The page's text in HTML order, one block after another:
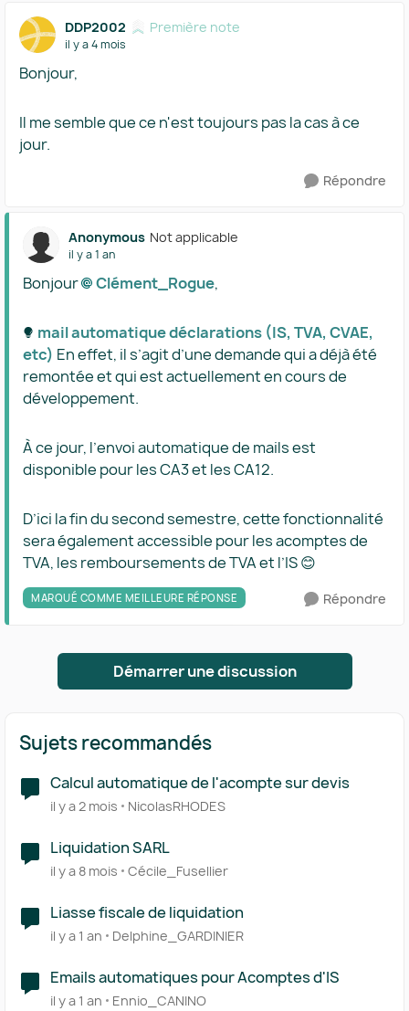
DDP2002 Première note
il y a 4 mois
Bonjour,
Il me semble que ce n'est toujours pas la cas à ce
jour.
Répondre
Anonymous Not applicable
il y a 1 an
Bonjour Clément_Rogue​,
mail automatique déclarations (IS, TVA, CVAE,
etc)​ En effet, il s’agit d’une demande qui a déjà été
remontée et qui est actuellement en cours de
développement.
À ce jour, l’envoi automatique de mails est
disponible pour les CA3 et les CA12.
D’ici la fin du second semestre, cette fonctionnalité
sera également accessible pour les acomptes de
TVA, les remboursements de TVA et l’IS 😊
MARQUÉ COMME MEILLEURE RÉPONSE Répondre
Démarrer une discussion
Sujets recommandés
Calcul automatique de l'acompte sur devis
il y a 2 mois NicolasRHODES
Liquidation SARL
il y a 8 mois Cécile_Fusellier
Liasse fiscale de liquidation
il y a 1 an Delphine_GARDINIER
Emails automatiques pour Acomptes d'IS
il y a 1 an Ennio_CANINO